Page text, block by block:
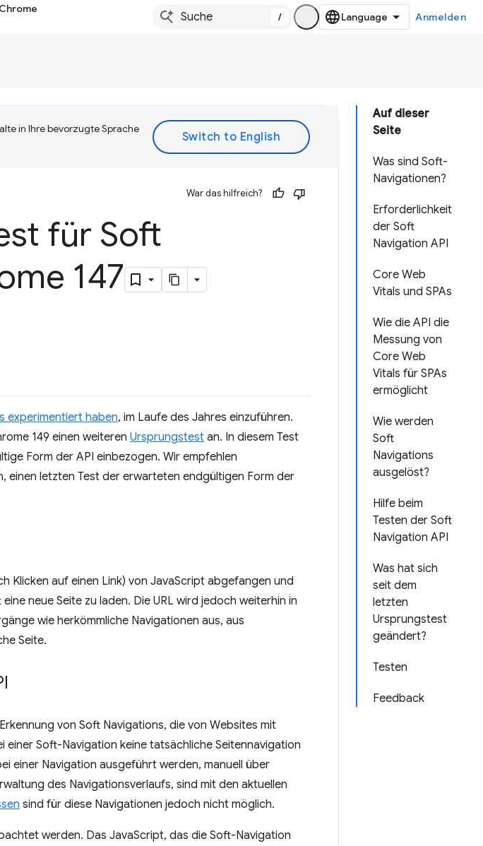
/ Anmelden
Auf dieser
Seite
Was sind Soft-
Navigationen?
Erforderlichkeit
der Soft
Navigation API
Core Web
Vitals und SPAs
Wie die API die
Messung von
Core Web
Vitals für SPAs
ermöglicht
Wie werden
Soft
Navigations
ausgelöst?
Hilfe beim
Testen der Soft
Navigation API
Was hat sich
seit dem
letzten
Ursprungstest
geändert?
Testen
Feedback
in Ihre bevorzugte Sprache
War das hilfreich?
für Soft
147
experimentiert haben, im Laufe des Jahres einzuführen.
149 einen weiteren Ursprungstest an. In diesem Test
Form der API einbezogen. Wir empfehlen
einen letzten Test der erwarteten endgültigen Form der
Klicken auf einen Link) von JavaScript abgefangen und
neue Seite zu laden. Die URL wird jedoch weiterhin in
wie herkömmliche Navigationen aus, aus
Seite.
von Soft Navigations, die von Websites mit
Soft-Navigation keine tatsächliche Seitennavigation
einer Navigation ausgeführt werden, manuell über
des Navigationsverlaufs, sind mit den aktuellen
sind für diese Navigationen jedoch nicht möglich.
werden. Das JavaScript, das die Soft-Navigation